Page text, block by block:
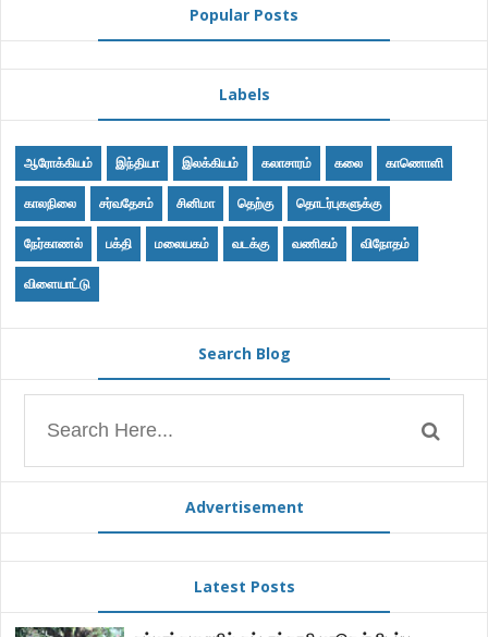
Popular Posts
Labels
ஆரோக்கியம் இந்தியா இலக்கியம் கலாசாரம் கலை காணொளி
காலநிலை சர்வதேசம் சினிமா தெற்கு தொடர்புகளுக்கு
நேர்காணல் பக்தி மலையகம் வடக்கு வணிகம் விநோதம்
விளையாட்டு
Search Blog
Advertisement
Latest Posts